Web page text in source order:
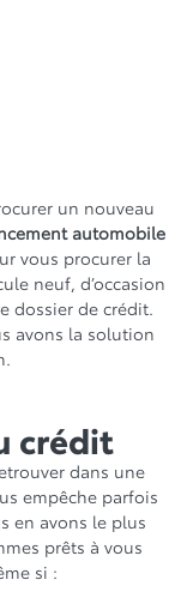
un nouveau
automobile
vous procurer la
neuf, d’occasion
dossier de crédit.
avons la solution
crédit
dans une
empêche parfois
en avons le plus
prêts à vous
si :